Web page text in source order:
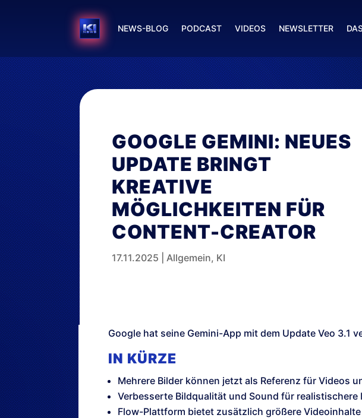
NEWS-BLOG PODCAST VIDEOS NEWSLETTER
GOOGLE GEMINI: NEUES
UPDATE BRINGT
KREATIVE
MÖGLICHKEITEN FÜR
CONTENT-CREATOR
17.11.2025 Allgemein, KI
Google hat seine Gemini-App mit dem Update Veo
IN KÜRZE
Mehrere Bilder können jetzt als Referenz für Videos
Verbesserte Bildqualität und Sound für realistischere
Flow-Plattform bietet zusätzlich größere Videoinhalte